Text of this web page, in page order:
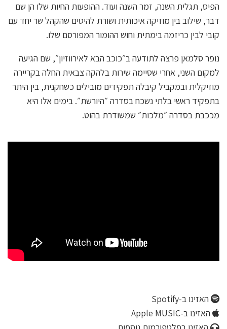
הפיס, תגלית השנה, זמר השנה ועוד. ההופעות החיות שלו הן שם
דבר, שילוב בין מוזיקה איכותית ושורת להיטים שהקהל שר יחד עם
קובי לבין כריזמה בימתית וחוש ההומור המפורסם שלו.
נופר סלמאן פרצה לתודעה ב״כוכב הבא לאירווזיון״, שם הגיעה
למקום השני, אחרי שסיימה שירות בלהקה צבאית החלה בקריירה
מוזיקלית ובמקביל קיבלה תפקידים מובילים כשחקנית, בין היתר
בתפקיד ראשי בלתי נשכח בסדרה ״היורשת״. בימים אלו היא
מככבת בסדרה ״מלכות״ שמשודרת בהוט.
האזינו ב-Spotify
האזינו ב-Apple MUSIC